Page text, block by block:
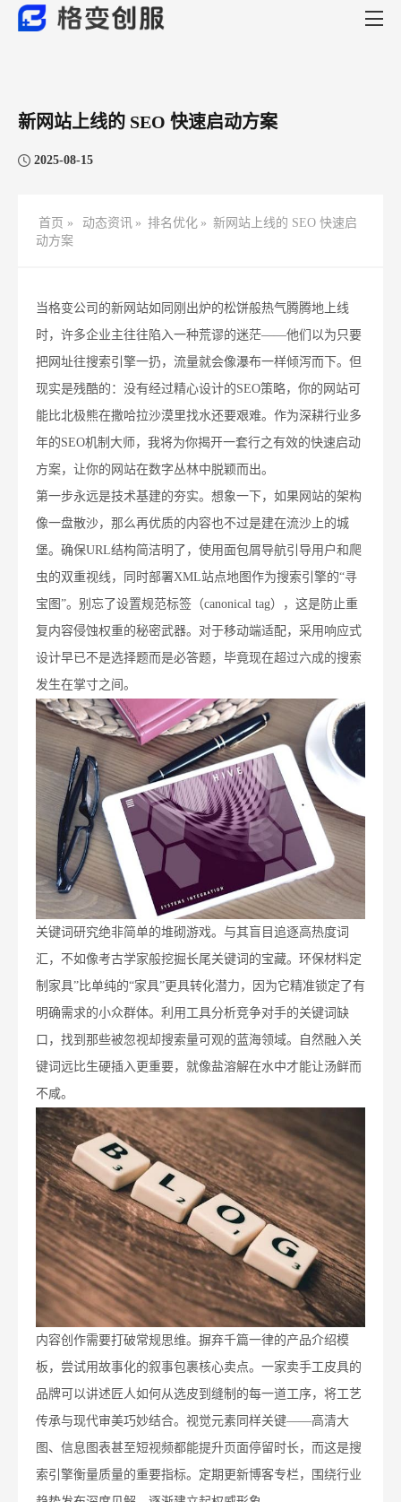
新网站上线的 SEO 快速启动方案​
2025-08-15
首页 » 动态资讯 » 排名优化 » 新网站上线的 SEO 快速启
动方案​
当格变公司的新网站如同刚出炉的松饼般热气腾腾地上线
时，许多企业主往往陷入一种荒谬的迷茫——他们以为只要
把网址往搜索引擎一扔，流量就会像瀑布一样倾泻而下。但
现实是残酷的：没有经过精心设计的SEO策略，你的网站可
能比北极熊在撒哈拉沙漠里找水还要艰难。作为深耕行业多
年的SEO机制大师，我将为你揭开一套行之有效的快速启动
方案，让你的网站在数字丛林中脱颖而出。
第一步永远是技术基建的夯实。想象一下，如果网站的架构
像一盘散沙，那么再优质的内容也不过是建在流沙上的城
堡。确保URL结构简洁明了，使用面包屑导航引导用户和爬
虫的双重视线，同时部署XML站点地图作为搜索引擎的“寻
宝图”。别忘了设置规范标签（canonical tag），这是防止重
复内容侵蚀权重的秘密武器。对于移动端适配，采用响应式
设计早已不是选择题而是必答题，毕竟现在超过六成的搜索
发生在掌寸之间。
关键词研究绝非简单的堆砌游戏。与其盲目追逐高热度词
汇，不如像考古学家般挖掘长尾关键词的宝藏。环保材料定
制家具”比单纯的“家具”更具转化潜力，因为它精准锁定了有
明确需求的小众群体。利用工具分析竞争对手的关键词缺
口，找到那些被忽视却搜索量可观的蓝海领域。自然融入关
键词远比生硬插入更重要，就像盐溶解在水中才能让汤鲜而
不咸。
内容创作需要打破常规思维。摒弃千篇一律的产品介绍模
板，尝试用故事化的叙事包裹核心卖点。一家卖手工皮具的
品牌可以讲述匠人如何从选皮到缝制的每一道工序，将工艺
传承与现代审美巧妙结合。视觉元素同样关键——高清大
图、信息图表甚至短视频都能提升页面停留时长，而这是搜
索引擎衡量质量的重要指标。定期更新博客专栏，围绕行业